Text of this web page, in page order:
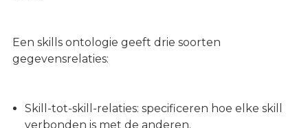
Een skills ontologie geeft drie soorten
gegevensrelaties:
Skill-tot-skill-relaties: specificeren hoe elke skill
verbonden is met de anderen.